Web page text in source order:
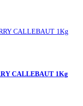
CALLEBAUT 1Kg